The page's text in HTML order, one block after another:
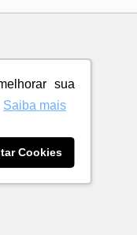
sua
Saiba mais
Cookies